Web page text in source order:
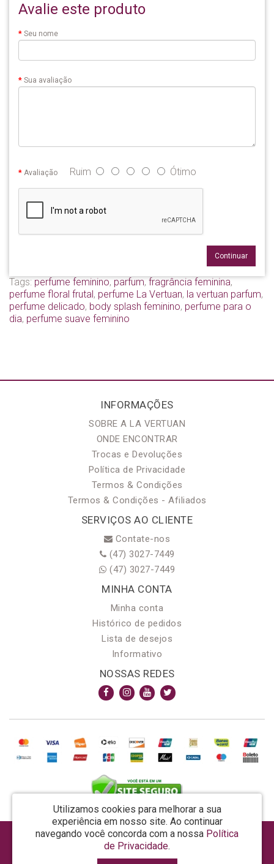
Avalie este produto
Seu nome
Sua avaliação
Avaliação Ruim Ótimo
Continuar
Tags: perfume feminino, parfum, fragrância feminina,
perfume floral frutal, perfume La Vertuan, la vertuan parfum,
perfume delicado, body splash feminino, perfume para o
dia, perfume suave feminino
INFORMAÇÕES
SOBRE A LA VERTUAN
ONDE ENCONTRAR
Trocas e Devoluções
Política de Privacidade
Termos & Condições
Termos & Condições - Afiliados
SERVIÇOS AO CLIENTE
Contate-nos
(47) 3027-7449
(47) 3027-7449
MINHA CONTA
Minha conta
Histórico de pedidos
Lista de desejos
Informativo
NOSSAS REDES
Utilizamos cookies para melhorar a sua
experiência em nosso site. Ao continuar
navegando você concorda com a nossa Política
de Privacidade.
AROMA & MAGIA MANUF DE PROD COSMECEUTICOS LTDA EPP - CNPJ: 81.362.295/0001-48
Rua da Prosperidade, 480 - Araquari - SC - CEP: 89245-000